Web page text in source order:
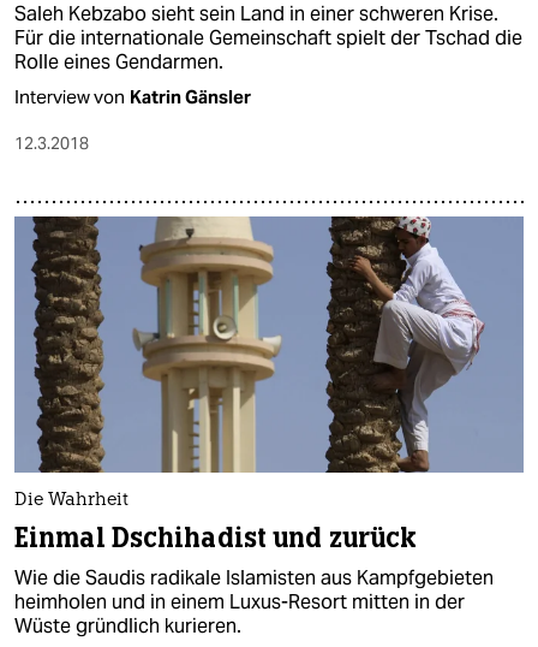
Saleh Kebzabo sieht sein Land in einer schweren Krise.
Für die internationale Gemeinschaft spielt der Tschad die
Rolle eines Gendarmen.
Interview von Katrin Gänsler
12.3.2018
Die Wahrheit
Einmal Dschihadist und zurück
Wie die Saudis radikale Islamisten aus Kampfgebieten
heimholen und in einem Luxus-Resort mitten in der
Wüste gründlich kurieren.